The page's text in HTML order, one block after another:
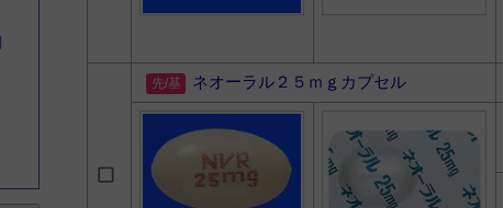
ネオーラル２５ｍｇカプセル